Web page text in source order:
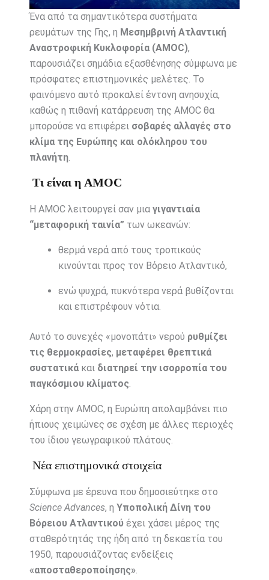
Ένα από τα σημαντικότερα συστήματα
ρευμάτων της Γης, η Μεσημβρινή Ατλαντική
Αναστροφική Κυκλοφορία (AMOC),
παρουσιάζει σημάδια εξασθένησης σύμφωνα με
πρόσφατες επιστημονικές μελέτες. Το
φαινόμενο αυτό προκαλεί έντονη ανησυχία,
καθώς η πιθανή κατάρρευση της AMOC θα
μπορούσε να επιφέρει σοβαρές αλλαγές στο
κλίμα της Ευρώπης και ολόκληρου του
πλανήτη.
Τι είναι η AMOC
Η AMOC λειτουργεί σαν μια γιγαντιαία
“μεταφορική ταινία” των ωκεανών:
θερμά νερά από τους τροπικούς
κινούνται προς τον Βόρειο Ατλαντικό,
ενώ ψυχρά, πυκνότερα νερά βυθίζονται
και επιστρέφουν νότια.
Αυτό το συνεχές «μονοπάτι» νερού ρυθμίζει
τις θερμοκρασίες, μεταφέρει θρεπτικά
συστατικάκαι διατηρεί την ισορροπία του
παγκόσμιου κλίματος
Χάρη στην AMOC, η Ευρώπη απολαμβάνει πιο
ήπιους χειμώνες σε σχέση με άλλες περιοχές
του ίδιου γεωγραφικού πλάτους.
Νέα επιστημονικά στοιχεία
Σύμφωνα με έρευνα που δημοσιεύτηκε στο
Science Advances, η Υποπολική Δίνη του
Βόρειου Ατλαντικούέχει χάσει μέρος της
σταθερότητάς της ήδη από τη δεκαετία του
1950, παρουσιάζοντας ενδείξεις
«αποσταθεροποίησης».